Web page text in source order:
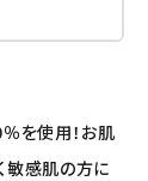
を使用！お肌
敏感肌の方に